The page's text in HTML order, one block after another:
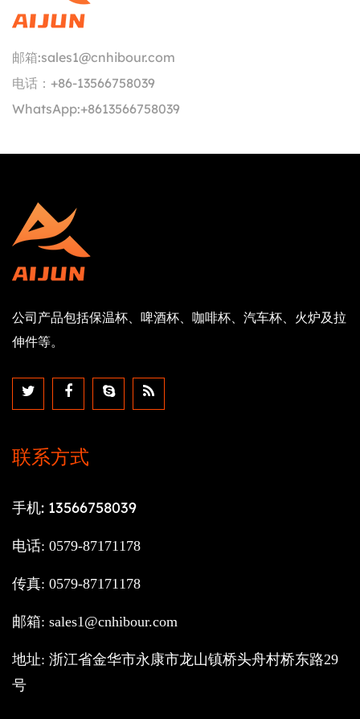
邮箱:sales1@cnhibour.com
电话： +86-13566758039
WhatsApp:+8613566758039
公司产品包括保温杯、啤酒杯、咖啡杯、汽车杯、火炉及拉
伸件等。
联系方式
手机: 13566758039
电话: 0579-87171178
传真: 0579-87171178
邮箱: sales1@cnhibour.com
地址: 浙江省金华市永康市龙山镇桥头舟村桥东路29
号